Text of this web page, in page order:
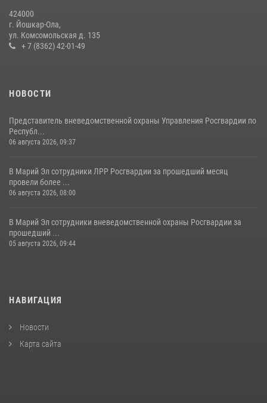
08 июля 2026, 13:48
Управление Росгвардии по Республике Марий Эл приняло участие в
424000
г. Йошкар-Ола,
ул. Комсомольская д. 135
+ 7 (8362) 42-01-49
НОВОСТИ
Представитель вневедомственной охраны Управления Росгвардии по
Республ...
06 августа 2026, 09:37
В Марий Эл сотрудники ЛРР Росгвардии за прошедший месяц
провели более ...
06 августа 2026, 08:00
В Марий Эл сотрудники вневедомственной охраны Росгвардии за
прошедший ...
05 августа 2026, 09:44
НАВИГАЦИЯ
Новости
Карта сайта